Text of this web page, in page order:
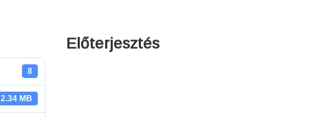
8
2.34 MB
Előterjesztés